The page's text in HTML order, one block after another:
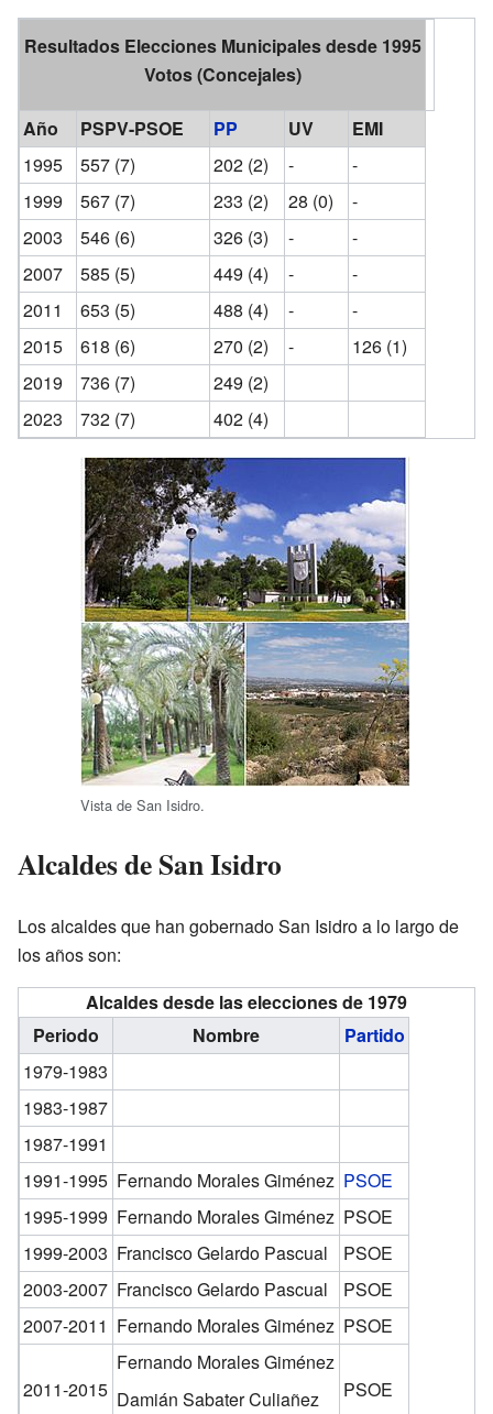
Resultados Elecciones Municipales desde 1995
Votos (Concejales)
Año PSPV-PSOE PP UV
EMI
1995
557 (7) 202 (2) -
-
1999
567 (7) 233 (2) 28 (0)
-
2003
546 (6) 326 (3) -
-
2007
585 (5) 449 (4) -
-
2011
653 (5) 488 (4) -
-
2015
618 (6) 270 (2) -
126 (1)
2019
736 (7)
249 (2)
2023
732 (7) 402 (4)
Vista de San Isidro.
Alcaldes de San Isidro
Los alcaldes que han gobernado San Isidro a lo largo de
los años son:
Alcaldes desde las elecciones de 1979
Periodo
Nombre
Partido
1979-1983
1983-1987
1987-1991
1991-1995 Fernando Morales Giménez PSOE
1995-1999 Fernando Morales Giménez PSOE
1999-2003 Francisco Gelardo Pascual
PSOE
2003-2007 Francisco Gelardo Pascual
PSOE
2007-2011 Fernando Morales Giménez PSOE
2011-2015
Fernando Morales Giménez
Damián Sabater Culiañez
PSOE